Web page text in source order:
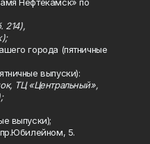
Нефтекамск» по
214),
города (пятничные
выпуски):
ТЦ «Центральный»,
выпуски);
5.